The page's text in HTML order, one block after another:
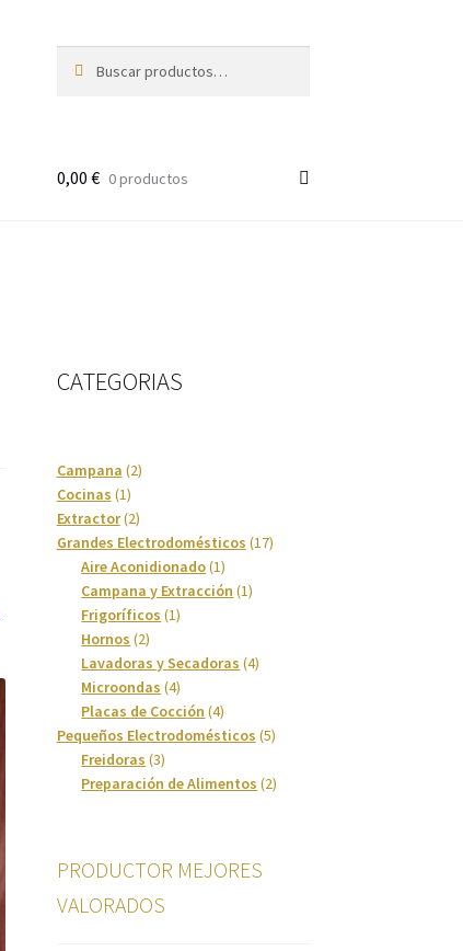
por:
0,00 € 0 productos
CATEGORIAS
Campana 22
Cocinas 11
producto
Extractor 22
productos
Grandes Electrodomésticos 1717
Aire Aconidionado 11
producto
Campana y Extracción 11
Frigoríficos 11
Hornos 22
productos
Lavadoras y Secadoras 44
Microondas 44
productos
Placas de Cocción 44
productos
Pequeños Electrodomésticos 55
Freidoras 33
productos
Preparación de Alimentos 22
PRODUCTOR MEJORES
VALORADOS